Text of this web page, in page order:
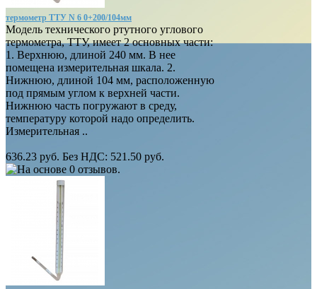
термометр ТТУ N 6 0+200/104мм
Модель технического ртутного углового
термометра, ТТУ, имеет 2 основных части:
1. Верхнюю, длиной 240 мм. В нее
помещена измерительная шкала. 2.
Нижнюю, длиной 104 мм, расположенную
под прямым углом к верхней части.
Нижнюю часть погружают в среду,
температуру которой надо определить.
Измерительная ..
636.23 руб. Без НДС: 521.50 руб.